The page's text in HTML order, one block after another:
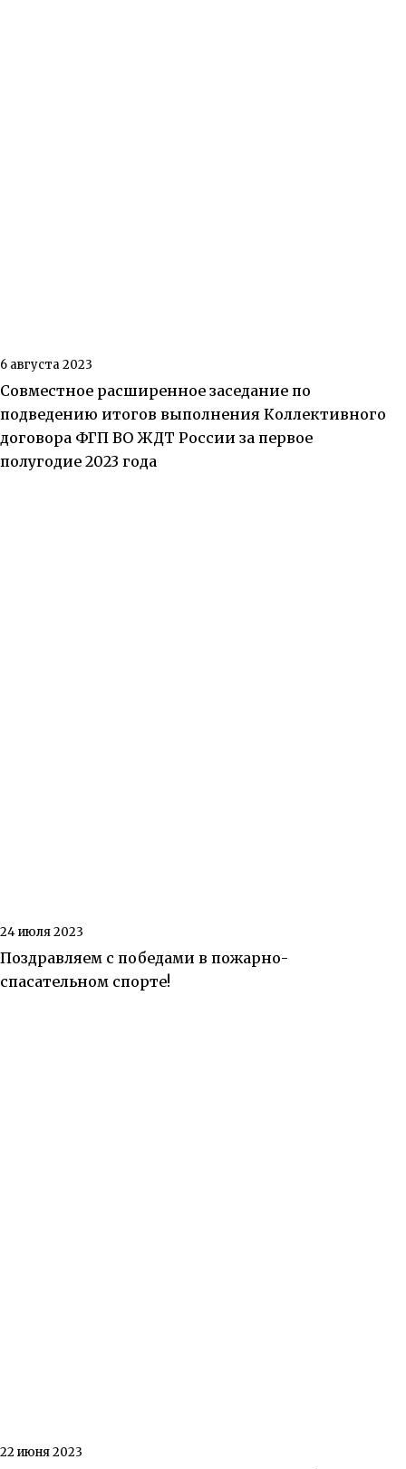
6 августа 2023
Совместное расширенное заседание по
подведению итогов выполнения Коллективного
договора ФГП ВО ЖДТ России за первое
полугодие 2023 года
24 июля 2023
Поздравляем с победами в пожарно-
спасательном спорте!
22 июня 2023